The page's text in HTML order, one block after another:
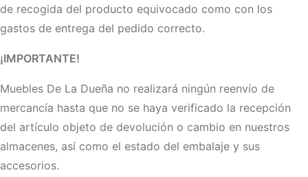
de recogida del producto equivocado como con los
gastos de entrega del pedido correcto.
¡IMPORTANTE!
Muebles De La Dueña no realizará ningún reenvío de
mercancía hasta que no se haya verificado la recepción
del artículo objeto de devolución o cambio en nuestros
almacenes, así como el estado del embalaje y sus
accesorios.